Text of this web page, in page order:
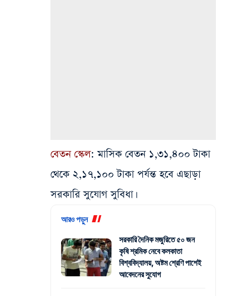
বেতন স্কেল: মাসিক বেতন ১,৩১,৪০০ টাকা
থেকে ২,১৭,১০০ টাকা পর্যন্ত হবে এছাড়া
সরকারি সুযোগ সুবিধা।
আরও পড়ুন
সরকারি দৈনিক মজুরিতে ৫০ জন
কৃষি শ্রমিক নেবে কলকাতা
বিশ্ববিদ্যালয়, অষ্টম শ্রেণি পাশেই
আবেদনের সুযোগ